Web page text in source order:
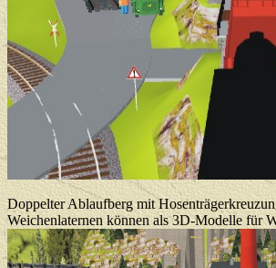
Doppelter Ablaufberg mit
Weichenlaternen können als 3D-Modelle für